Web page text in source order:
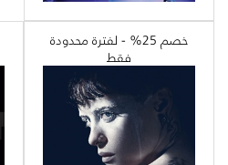
خصم 25% - لفترة محدودة
فقط